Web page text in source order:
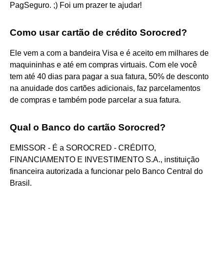
PagSeguro. ;) Foi um prazer te ajudar!
Como usar cartão de crédito Sorocred?
Ele vem a com a bandeira Visa e é aceito em milhares de
maquininhas e até em compras virtuais. Com ele você
tem até 40 dias para pagar a sua fatura, 50% de desconto
na anuidade dos cartões adicionais, faz parcelamentos
de compras e também pode parcelar a sua fatura.
Qual o Banco do cartão Sorocred?
EMISSOR - É a SOROCRED - CRÉDITO,
FINANCIAMENTO E INVESTIMENTO S.A., instituição
financeira autorizada a funcionar pelo Banco Central do
Brasil.